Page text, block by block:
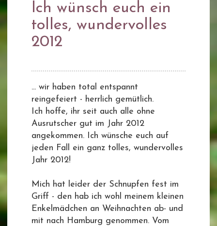
Ich wünsch euch ein
tolles, wundervolles
2012
... wir haben total entspannt
reingefeiert - herrlich gemütlich.
Ich hoffe, ihr seit auch alle ohne
Ausrutscher gut im Jahr 2012
angekommen. Ich wünsche euch auf
jeden Fall ein ganz tolles, wundervolles
Jahr 2012!
Mich hat leider der Schnupfen fest im
Griff - den hab ich wohl meinem kleinen
Enkelmädchen an Weihnachten ab- und
mit nach Hamburg genommen. Vom